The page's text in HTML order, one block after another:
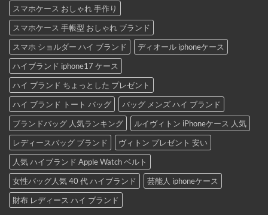
スマホケース おしゃれ 手作り
スマホケース 手帳型 おしゃれ ブランド
スマホ ショルダー ハイ ブランド
ディオール iphoneケース
ハイブランド iphone17 ケース
ハイ ブランド ちょっとした プレゼント
ハイ ブランド トート バッグ
バッグ メンズ ハイ ブランド
ブランドバッグ 人気ランキング
ルイヴィトン iPhoneケース 人気
レディースバッグ ブランド
ヴィトン プレゼント 安い
人気 ハイブランド Apple Watch ベルト
女性バッグ人気 40 代 ハイブランド
芸能人 iphoneケース
財布 レディース ハイ ブランド